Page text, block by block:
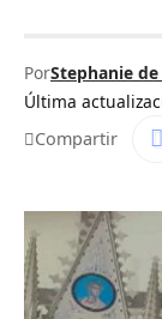
Última
PorStephanie
Compartir